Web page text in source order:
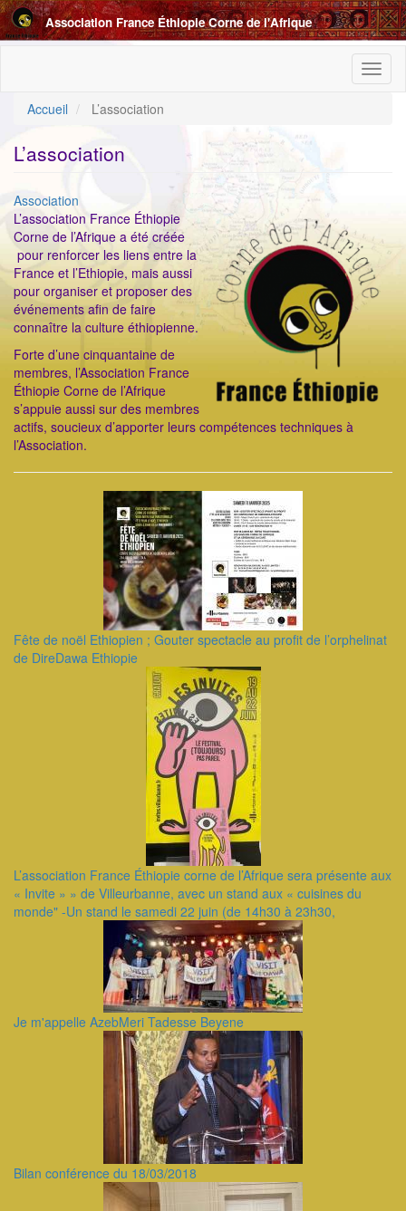
Aller
au
contenu
Association France Éthiopie Corne de l'Afrique
Accueil
L’association
L’association
Catégorie
Association
ImageenAvant
L’association France Éthiopie
Corne de l’Afrique a été créée
pour renforcer les liens entre la
France et l’Ethiopie, mais aussi
pour organiser et proposer des
événements afin de faire
connaître la culture éthiopienne.
Forte d’une cinquantaine de
membres, l’Association France
Éthiopie Corne de l’Afrique
s’appuie aussi sur des membres
actifs, soucieux d’apporter leurs compétences techniques à
l’Association.
Fête de noël Ethiopien ; Gouter spectacle au profit de l’orphelinat
de DireDawa Ethiopie
L’association France Éthiopie corne de l’Afrique sera présente aux
« Invite » » de Villeurbanne, avec un stand aux « cuisines du
monde" -Un stand le samedi 22 juin (de 14h30 à 23h30,
Je m'appelle AzebMeri Tadesse Beyene
Bilan conférence du 18/03/2018